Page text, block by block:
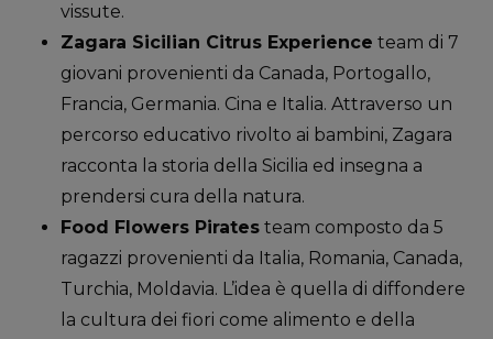
vissute.
Zagara ­Sicilian Citrus Experience team di 7
giovani provenienti da Canada, Portogallo,
Francia, Germania. Cina e Italia. Attraverso un
percorso educativo rivolto ai bambini, Zagara
racconta la storia della Sicilia ed insegna a
prendersi cura della natura.
Food Flowers Pirates team composto da 5
ragazzi provenienti da Italia, Romania, Canada,
Turchia, Moldavia. L’idea è quella di diffondere
la cultura dei fiori come alimento e della